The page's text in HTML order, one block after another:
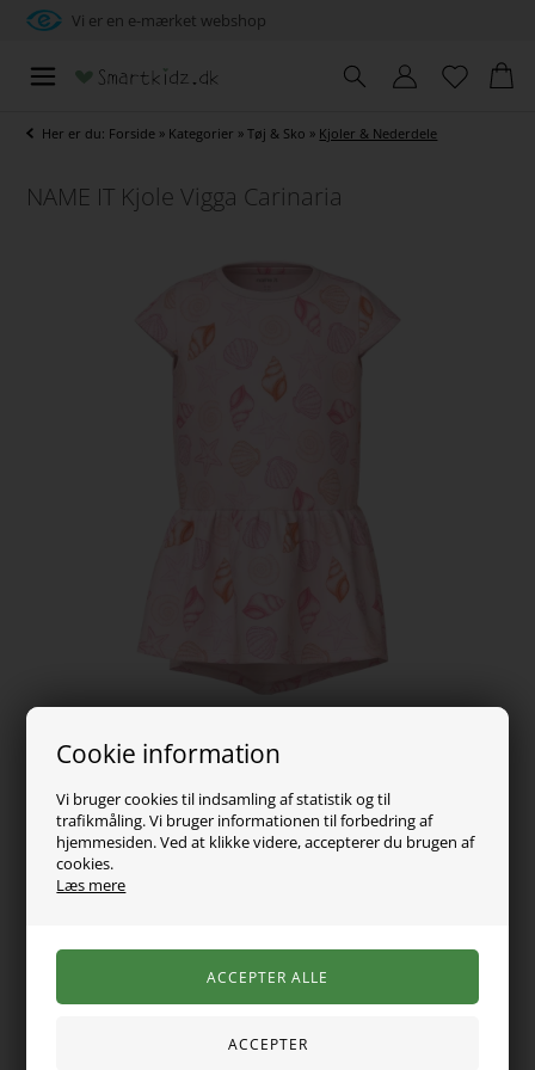
Cookie information
Vi bruger cookies til indsamling af statistik og til
trafikmåling. Vi bruger informationen til forbedring af
hjemmesiden. Ved at klikke videre, accepterer du brugen af
cookies.
Læs mere
Vi er en e-mærket webshop
Her er du: Forside » Kategorier »Tøj & Sko » Kjoler & Nederdele
NAME IT Kjole Vigga Carinaria
89,00DKK
Vælg Størrelse
En fin kjole med et gennemgående print af muslingeskaller og
søstjerner. Den har rund hals, korte ærmer og en sød